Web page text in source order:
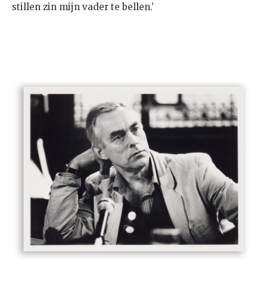
stillen zin mijn vader te bellen.’